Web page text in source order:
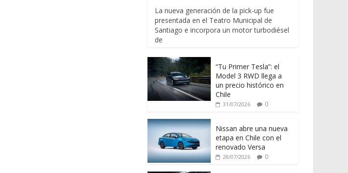
La nueva generación de la pick-up fue
presentada en el Teatro Municipal de
Santiago e incorpora un motor turbodiésel
de
“Tu Primer Tesla”: el
Model 3 RWD llega a
un precio histórico en
Chile
31/07/2026 0
Nissan abre una nueva
etapa en Chile con el
renovado Versa
28/07/2026 0